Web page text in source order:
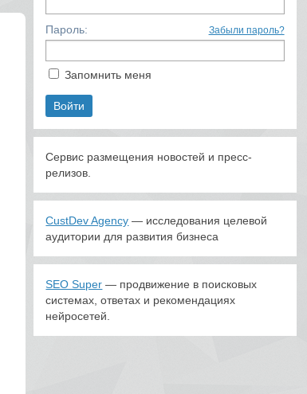
Пароль: Забыли пароль?
Запомнить меня
Сервис размещения новостей и пресс-
релизов.
CustDev Agency — исследования целевой
аудитории для развития бизнеса
SEO Super — продвижение в поисковых
системах, ответах и рекомендациях
нейросетей.